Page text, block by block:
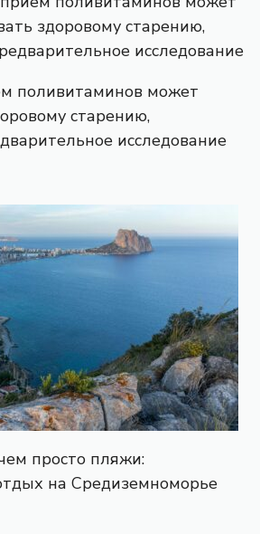
поливитаминов может
старению,
исследование
просто пляжи:
на Средиземноморье